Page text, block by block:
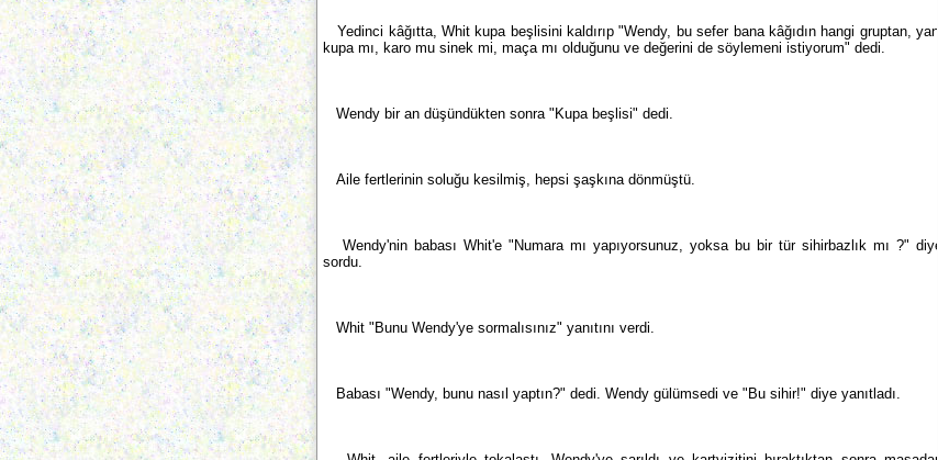
Yedinci kâğıtta, Whit kupa beşlisini kaldırıp "Wendy, bu sefer bana kâğıdın hangi gruptan, yani
kupa mı, karo mu sinek mi, maça mı olduğunu ve değerini de söylemeni istiyorum" dedi.
Wendy bir an düşündükten sonra "Kupa beşlisi" dedi.
Aile fertlerinin soluğu kesilmiş, hepsi şaşkına dönmüştü.
Wendy'nin babası Whit'e "Numara mı yapıyorsunuz, yoksa bu bir tür sihirbazlık mı ?" diye
sordu.
Whit "Bunu Wendy'ye sormalısınız" yanıtını verdi.
Babası "Wendy, bunu nasıl yaptın?" dedi. Wendy gülümsedi ve "Bu sihir!" diye yanıtladı.